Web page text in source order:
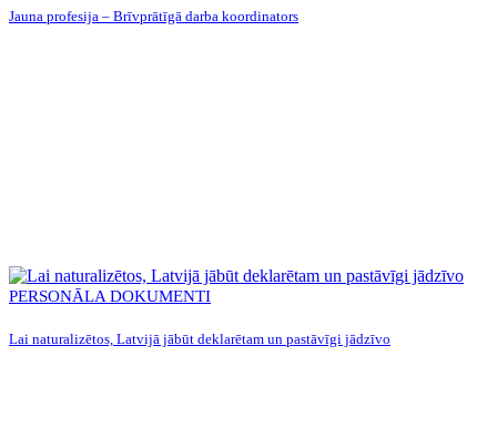
Jauna profesija – Brīvprātīgā darba koordinators
PERSONĀLA DOKUMENTI
Lai naturalizētos, Latvijā jābūt deklarētam un pastāvīgi jādzīvo